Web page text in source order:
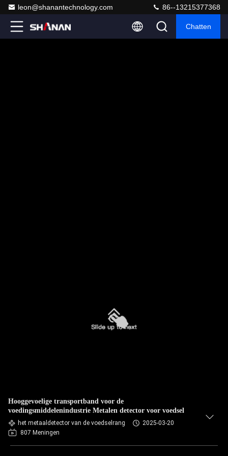
leon@shanantechnology.com 86--13215377368
Chatten
Hooggevoelige transportband voor de
voedingsmiddelenindustrie Metalen detector voor voedsel
het metaaldetector van de voedselrang
2025-03-20
807 Meningen